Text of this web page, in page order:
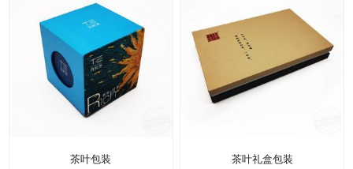
茶叶包装 茶叶礼盒包装